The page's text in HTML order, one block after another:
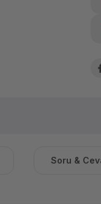
Soru &